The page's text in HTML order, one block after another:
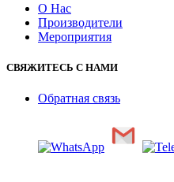
О Нас
Производители
Мероприятия
СВЯЖИТЕСЬ С НАМИ
Обратная связь